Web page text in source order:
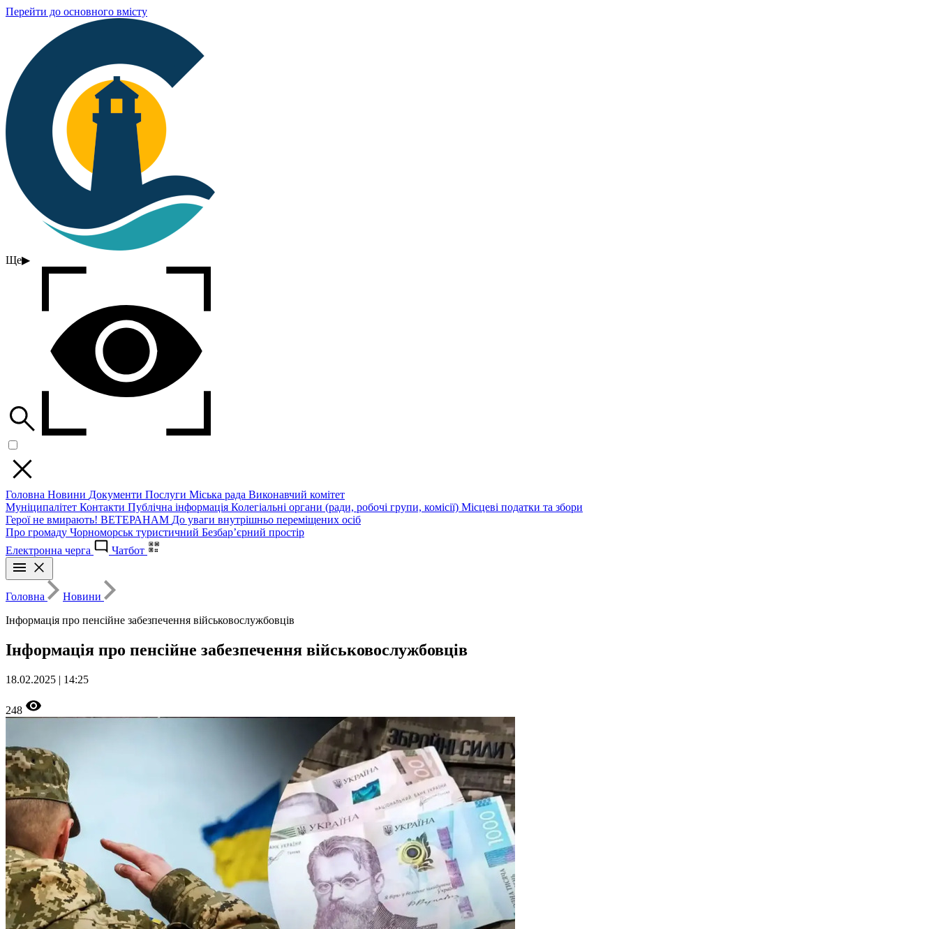
Перейти до основного вмісту
Ще▶
Головна Новини Документи Послуги Міська рада Виконавчий комітет
Муніципалітет Контакти Публічна інформація Колегіальні органи (ради, робочі групи, комісії) Місцеві податки та збори
Герої не вмирають! ВЕТЕРАНАМ До уваги внутрішньо переміщених осіб
Про громаду Чорноморськ туристичний Безбар’єрний простір
Електронна черга
Чатбот
Головна
Новини
Інформація про пенсійне забезпечення військовослужбовців
Інформація про пенсійне забезпечення військовослужбовців
18.02.2025 | 14:25
248